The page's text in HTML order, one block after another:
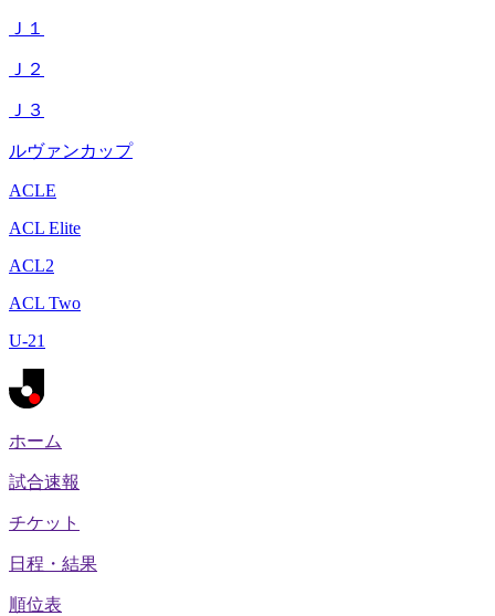
Ｊ１
Ｊ２
Ｊ３
ルヴァンカップ
ACLE
ACL Elite
ACL2
ACL Two
U-21
ホーム
試合速報
チケット
日程・結果
順位表